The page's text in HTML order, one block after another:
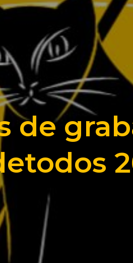
de